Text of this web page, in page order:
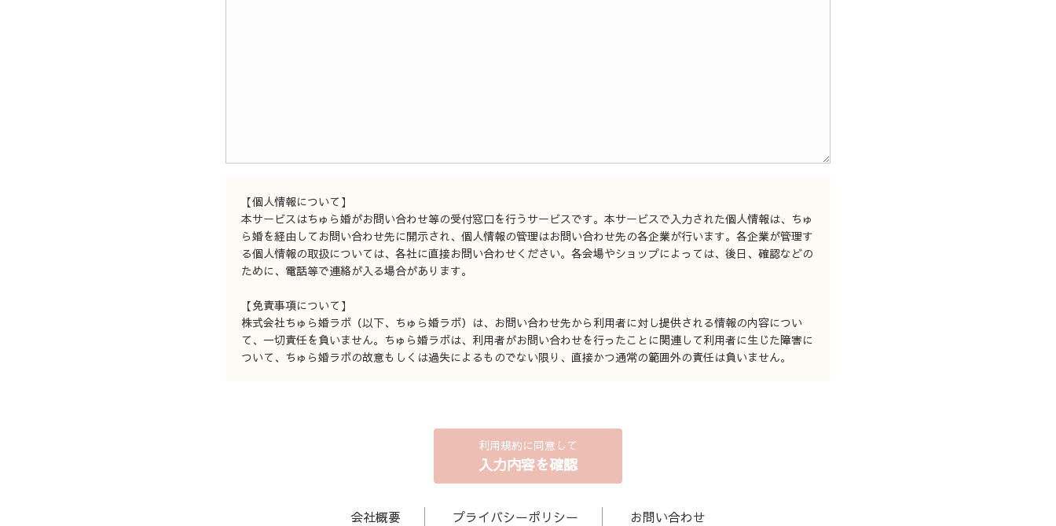
【個人情報について】
本サービスはちゅら婚がお問い合わせ等の受付窓口を行うサービスです。本サービスで入力された個人情報は、ちゅ
ら婚を経由してお問い合わせ先に開示され、個人情報の管理はお問い合わせ先の各企業が行います。各企業が管理す
る個人情報の取扱については、各社に直接お問い合わせください。各会場やショップによっては、後日、確認などの
ために、電話等で連絡が入る場合があります。
【免責事項について】
株式会社ちゅら婚ラボ（以下、ちゅら婚ラボ）は、お問い合わせ先から利用者に対し提供される情報の内容につい
て、一切責任を負いません。ちゅら婚ラボは、利用者がお問い合わせを行ったことに関連して利用者に生じた障害に
ついて、ちゅら婚ラボの故意もしくは過失によるものでない限り、直接かつ通常の範囲外の責任は負いません。
利用規約に同意して
入力内容を確認
会社概要 プライバシーポリシー お問い合わせ